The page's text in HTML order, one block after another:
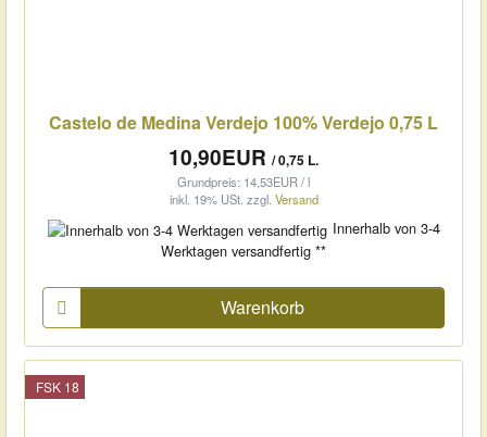
Castelo de Medina Verdejo 100% Verdejo 0,75 L
10,90EUR / 0,75 L.
Grundpreis: 14,53EUR / l
inkl. 19% USt. zzgl. Versand
Innerhalb von 3-4
Werktagen versandfertig **
Warenkorb
FSK 18